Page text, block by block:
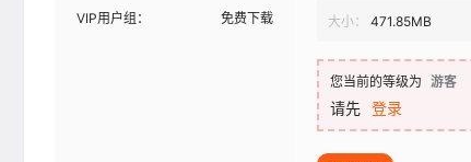
VIP用户组： 免费下载 大小： 471.85MB
您当前的等级为 游客
请先 登录